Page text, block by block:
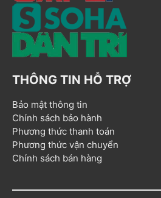
THÔNG TIN HỖ TRỢ
Bảo mật thông tin
Chính sách bảo hành
Phương thức thanh toán
Phương thức vận chuyển
Chính sách bán hàng